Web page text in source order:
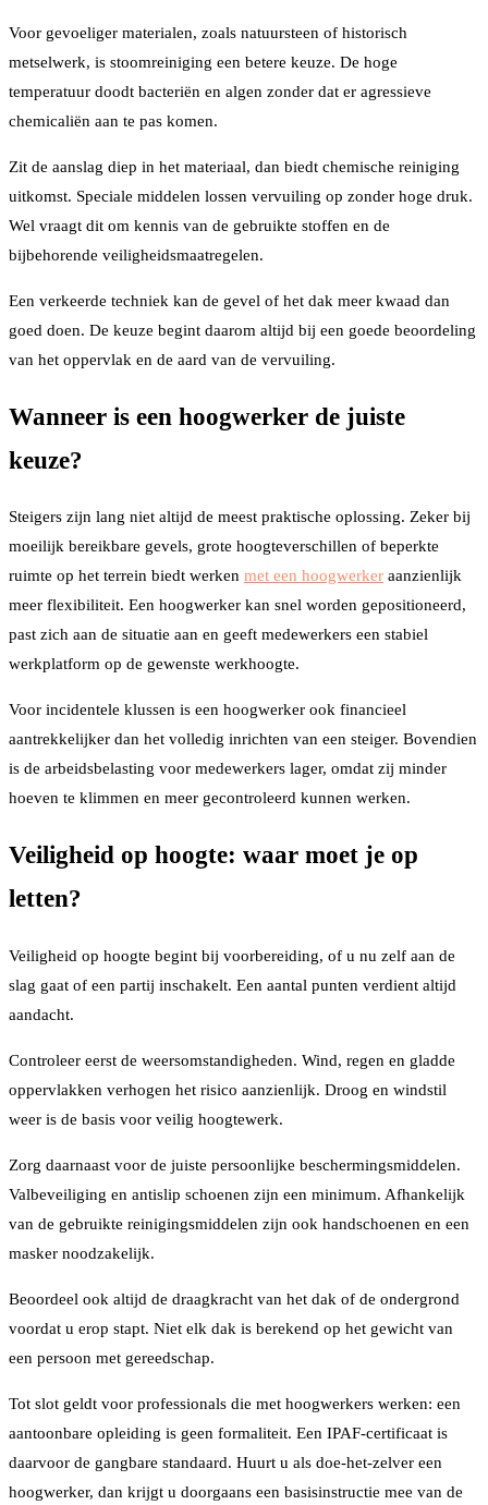
Voor gevoeliger materialen, zoals natuursteen of historisch
metselwerk, is stoomreiniging een betere keuze. De hoge
temperatuur doodt bacteriën en algen zonder dat er agressieve
chemicaliën aan te pas komen.
Zit de aanslag diep in het materiaal, dan biedt chemische reiniging
uitkomst. Speciale middelen lossen vervuiling op zonder hoge druk.
Wel vraagt dit om kennis van de gebruikte stoffen en de
bijbehorende veiligheidsmaatregelen.
Een verkeerde techniek kan de gevel of het dak meer kwaad dan
goed doen. De keuze begint daarom altijd bij een goede beoordeling
van het oppervlak en de aard van de vervuiling.
Wanneer is een hoogwerker de juiste
keuze?
Steigers zijn lang niet altijd de meest praktische oplossing. Zeker bij
moeilijk bereikbare gevels, grote hoogteverschillen of beperkte
ruimte op het terrein biedt werken met een hoogwerker aanzienlijk
meer flexibiliteit. Een hoogwerker kan snel worden gepositioneerd,
past zich aan de situatie aan en geeft medewerkers een stabiel
werkplatform op de gewenste werkhoogte.
Voor incidentele klussen is een hoogwerker ook financieel
aantrekkelijker dan het volledig inrichten van een steiger. Bovendien
is de arbeidsbelasting voor medewerkers lager, omdat zij minder
hoeven te klimmen en meer gecontroleerd kunnen werken.
Veiligheid op hoogte: waar moet je op
letten?
Veiligheid op hoogte begint bij voorbereiding, of u nu zelf aan de
slag gaat of een partij inschakelt. Een aantal punten verdient altijd
aandacht.
Controleer eerst de weersomstandigheden. Wind, regen en gladde
oppervlakken verhogen het risico aanzienlijk. Droog en windstil
weer is de basis voor veilig hoogtewerk.
Zorg daarnaast voor de juiste persoonlijke beschermingsmiddelen.
Valbeveiliging en antislip schoenen zijn een minimum. Afhankelijk
van de gebruikte reinigingsmiddelen zijn ook handschoenen en een
masker noodzakelijk.
Beoordeel ook altijd de draagkracht van het dak of de ondergrond
voordat u erop stapt. Niet elk dak is berekend op het gewicht van
een persoon met gereedschap.
Tot slot geldt voor professionals die met hoogwerkers werken: een
aantoonbare opleiding is geen formaliteit. Een IPAF-certificaat is
daarvoor de gangbare standaard. Huurt u als doe-het-zelver een
hoogwerker, dan krijgt u doorgaans een basisinstructie mee van de